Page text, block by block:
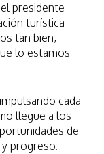
presidente
turística
tan bien,
lo estamos
cada
llegue a los
de
progreso.